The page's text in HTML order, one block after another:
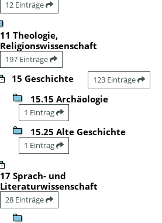
12 Einträge
11 Theologie,
Religionswissenschaft
197 Einträge
15 Geschichte 123 Einträge
15.15 Archäologie
1 Eintrag
15.25 Alte Geschichte
1 Eintrag
17 Sprach- und
Literaturwissenschaft
28 Einträge